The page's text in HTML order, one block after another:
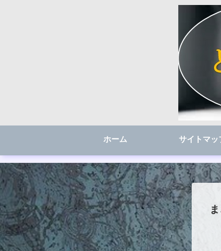
ホーム サイトマッ